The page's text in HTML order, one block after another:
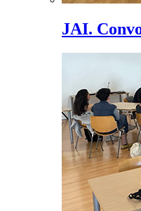
JAI.